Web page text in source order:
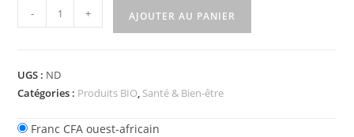
quantité
de
poudre
Cotonou
- + AJOUTER AU PANIER
UGS : ND
Catégories : Produits BIO, Santé & Bien-être
Franc CFA ouest-africain